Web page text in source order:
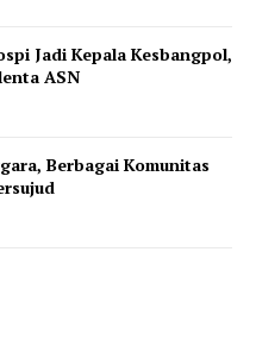
Jadi Kepala Kesbangpol,
ASN
Berbagai Komunitas